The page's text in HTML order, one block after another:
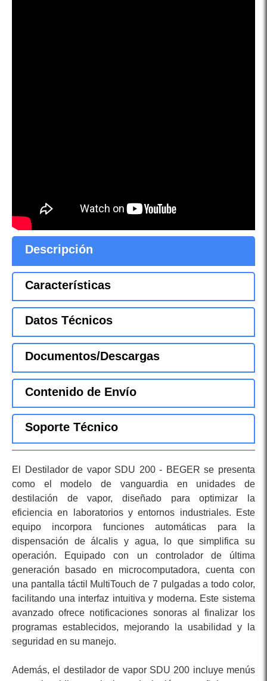
Descripción
Características
Datos Técnicos
Documentos/Descargas
Contenido de Envío
Soporte Técnico
El Destilador de vapor SDU 200 - BEGER se presenta
como el modelo de vanguardia en unidades de
destilación de vapor, diseñado para optimizar la
eficiencia en laboratorios y entornos industriales. Este
equipo incorpora funciones automáticas para la
dispensación de álcalis y agua, lo que simplifica su
operación. Equipado con un controlador de última
generación basado en microcomputadora, cuenta con
una pantalla táctil MultiTouch de 7 pulgadas a todo color,
facilitando una interfaz intuitiva y moderna. Este sistema
avanzado ofrece notificaciones sonoras al finalizar los
programas establecidos, mejorando la usabilidad y la
seguridad en su manejo.
Además, el destilador de vapor SDU 200 incluye menús